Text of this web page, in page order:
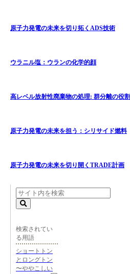
原子力発電の未来を切り拓くADS技術
ウラニル塩：ウランの化学的顔
高レベル放射性廃棄物の処理: 群分離の役割
原子力発電の未来を担う：シリサイド燃料
原子力発電の未来を切り開くTRADE計画
検索されてい
る用語
ショートトン
とロングトン
〜ややこしい